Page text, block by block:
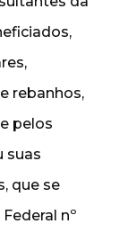
rebanhos,
pelos
suas
que se
nº